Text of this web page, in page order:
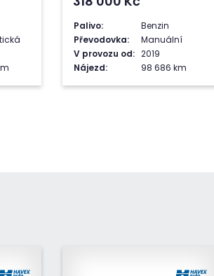
Palivo:
Benzin
Převodovka:
Manuální
V provozu od: 2019
Nájezd:
98 686 km